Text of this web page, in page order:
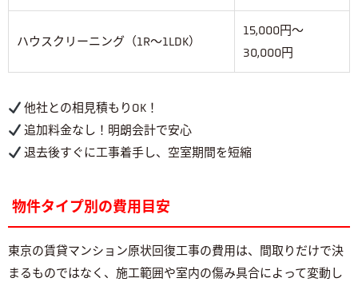
ハウスクリーニング（1R～1LDK）
15,000円～
30,000円
他社との相見積もりOK！
追加料金なし！明朗会計で安心
退去後すぐに工事着手し、空室期間を短縮
物件タイプ別の費用目安
東京の賃貸マンション原状回復工事の費用は、間取りだけで決
まるものではなく、施工範囲や室内の傷み具合によって変動し